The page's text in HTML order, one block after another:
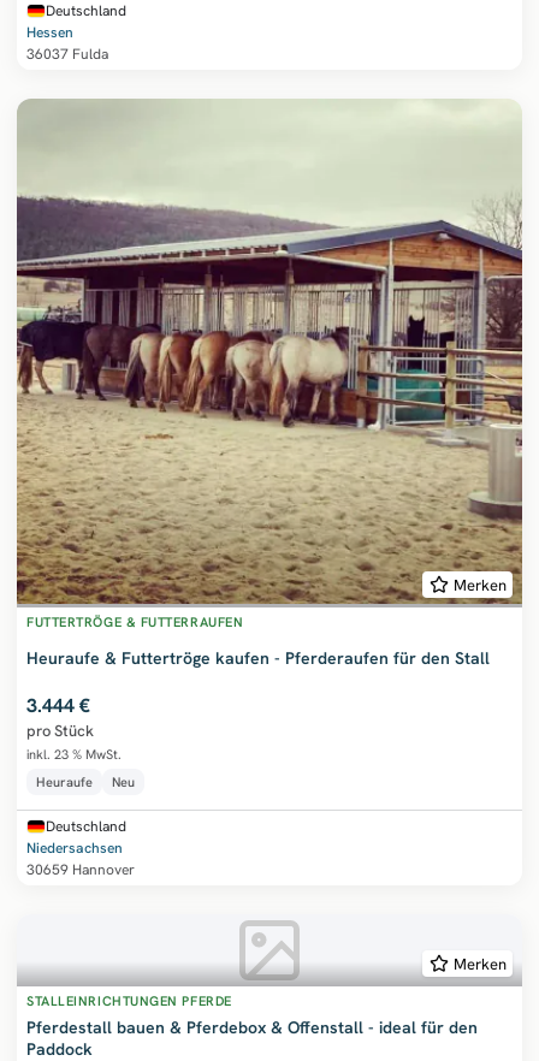
Deutschland
Hessen
36037 Fulda
Merken
FUTTERTRÖGE & FUTTERRAUFEN
Heuraufe & Futtertröge kaufen - Pferderaufen für den Stall
3.444 €
pro Stück
inkl. 23 % MwSt.
Heuraufe
Neu
Deutschland
Niedersachsen
30659 Hannover
Merken
STALLEINRICHTUNGEN PFERDE
Pferdestall bauen & Pferdebox & Offenstall - ideal für den
Paddock